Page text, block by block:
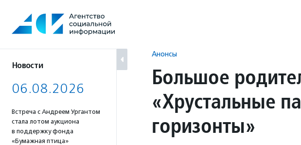
содержанию
Новости
06.08.2026
Встреча с Андреем Ургантом
стала лотом аукциона
в поддержку фонда
«Бумажная птица»
Анонсы
Большое
«Хрустальные
горизонты»